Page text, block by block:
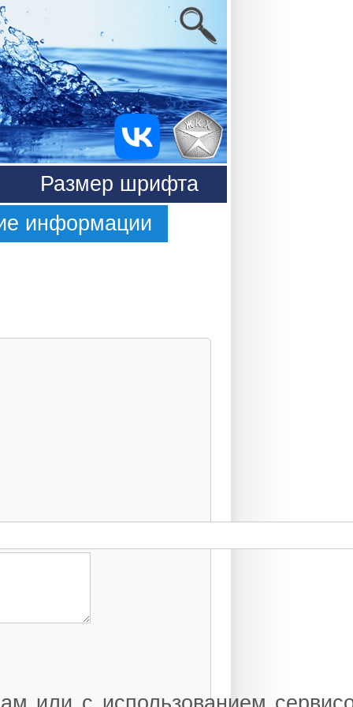
Размер шрифта
информации